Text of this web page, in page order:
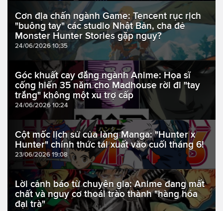
Cơn địa chấn ngành Game: Tencent rục rịch
"buông tay" các studio Nhật Bản, cha đẻ
Monster Hunter Stories gặp nguy?
24/06/2026 10:35
Góc khuất cay đắng ngành Anime: Họa sĩ
cống hiến 35 năm cho Madhouse rời đi "tay
trắng" không một xu trợ cấp
24/06/2026 10:24
Cột mốc lịch sử của làng Manga: "Hunter x
Hunter" chính thức tái xuất vào cuối tháng 6!
23/06/2026 19:08
Lời cảnh báo từ chuyên gia: Anime đang mất
chất và nguy cơ thoái trào thành "hàng hóa
đại trà"